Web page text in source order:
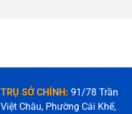
TRỤ SỞ CHÍNH: 91/78 Trần
Việt Châu, Phường Cái Khế,